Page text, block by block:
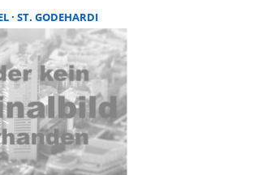
ST. GODEHARDI